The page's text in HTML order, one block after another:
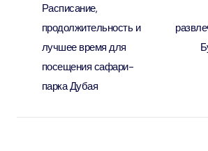
Расписание,
продолжительность и
лучшее время для
посещения сафари-
парка Дубая